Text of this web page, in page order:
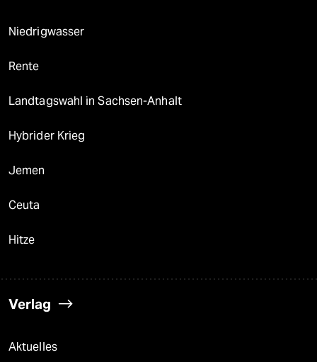
Niedrigwasser
Rente
Landtagswahl in Sachsen-Anhalt
Hybrider Krieg
Jemen
Ceuta
Hitze
Verlag
Aktuelles